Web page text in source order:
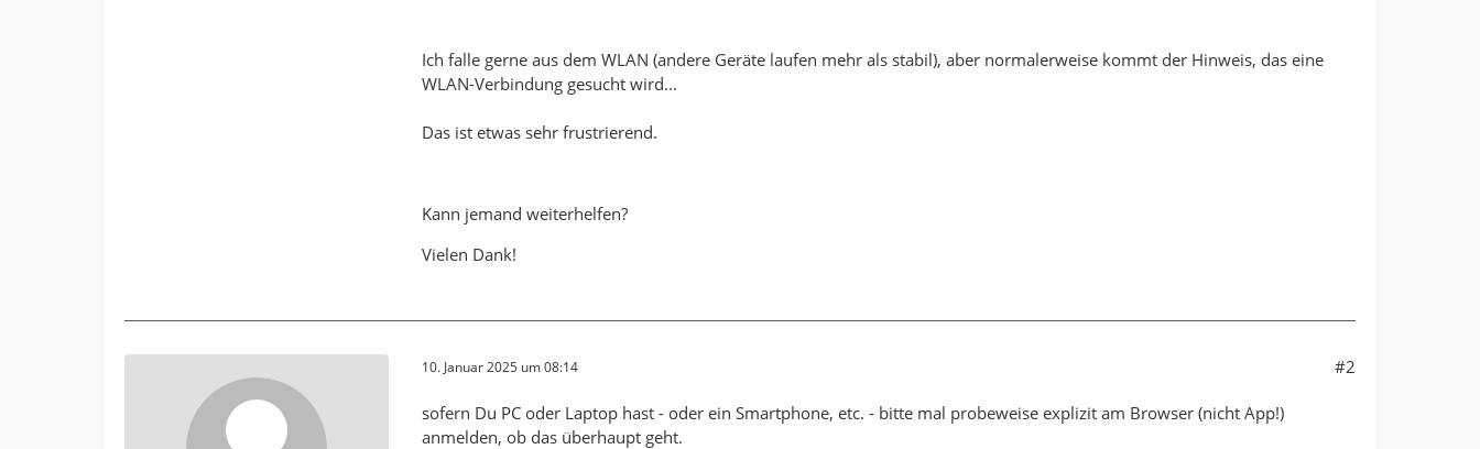
Ich falle gerne aus dem WLAN (andere Geräte laufen mehr als stabil), aber normalerweise kommt der Hinweis, das eine
WLAN-Verbindung gesucht wird...
Das ist etwas sehr frustrierend.
Kann jemand weiterhelfen?
Vielen Dank!
10. Januar 2025 um 08:14 #2
sofern Du PC oder Laptop hast - oder ein Smartphone, etc. - bitte mal probeweise explizit am Browser (nicht App!)
anmelden, ob das überhaupt geht.